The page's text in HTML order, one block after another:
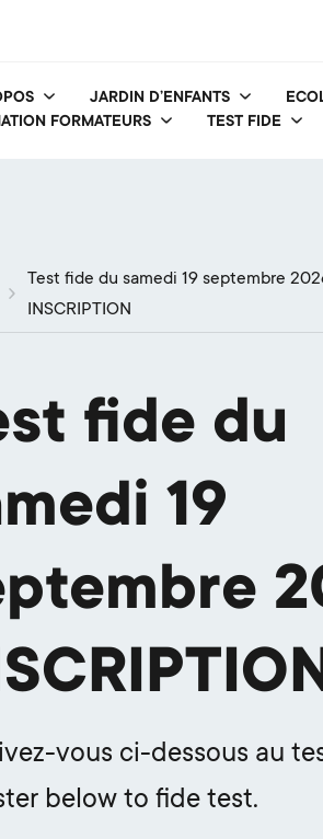
JARDIN D’ENFANTS
FORMATEURS
TEST FIDE
Test fide du samedi 19 septembre
INSCRIPTION
fide du
19
vous ci-dessous au
below to fide test.